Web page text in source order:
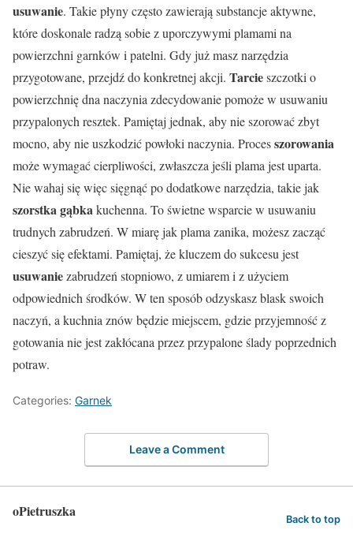
usuwanie. Takie płyny często zawierają substancje aktywne,
które doskonale radzą sobie z uporczywymi plamami na
powierzchni garnków i patelni. Gdy już masz narzędzia
przygotowane, przejdź do konkretnej akcji. Tarcieszczotki o
powierzchnię dna naczynia zdecydowanie pomoże w usuwaniu
przypalonych resztek. Pamiętaj jednak, aby nie szorować zbyt
mocno, aby nie uszkodzić powłoki naczynia. Processzorowania
może wymagać cierpliwości, zwłaszcza jeśli plama jest uparta.
Nie wahaj się więc sięgnąć po dodatkowe narzędzia, takie jak
szorstka gąbka kuchenna. To świetne wsparcie w usuwaniu
trudnych zabrudzeń. W miarę jak plama zanika, możesz zacząć
cieszyć się efektami. Pamiętaj, że kluczem do sukcesu jest
usuwaniezabrudzeń stopniowo, z umiarem i z użyciem
odpowiednich środków. W ten sposób odzyskasz blask swoich
naczyń, a kuchnia znów będzie miejscem, gdzie przyjemność z
gotowania nie jest zakłócana przez przypalone ślady poprzednich
potraw.
Categories: Garnek
Leave a Comment
oPietruszka Back to top